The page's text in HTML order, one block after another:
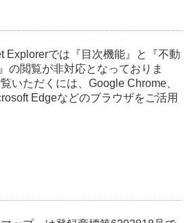
Explorerでは『目次機能』と『不動
の閲覧が非対応となっておりま
いただくには、Google Chrome、
Edgeなどのブラウザをご活用